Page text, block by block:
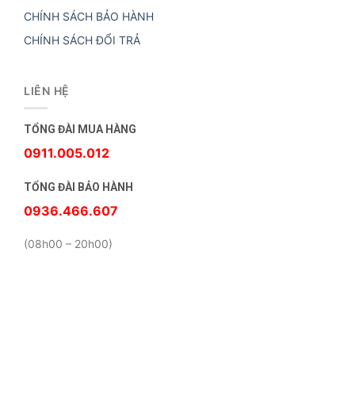
CHÍNH SÁCH BẢO HÀNH
CHÍNH SÁCH ĐỔI TRẢ
LIÊN HỆ
TỔNG ĐÀI MUA HÀNG
0911.005.012
TỔNG ĐÀI BẢO HÀNH
0936.466.607
(08h00 – 20h00)